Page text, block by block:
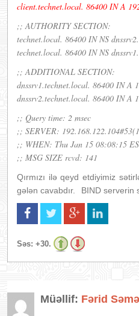
client.technet.local. 86400 IN A
;; AUTHORITY SECTION:
technet.local. 86400 IN NS
technet.local. 86400 IN NS
;; ADDITIONAL SECTION:
dnssrv1.technet.local. 86400 IN A
dnssrv2.technet.local. 86400 IN A
;; Query time: 2 msec
;; SERVER:
;; WHEN: Thu Jan 15 08:08:15
;; MSG SIZE rcvd: 141
Qırmızı ilə qeyd etdiyimiz
gələn cavabdır.
BIND serverin
Səs: +30.
Müəllif: Fərid